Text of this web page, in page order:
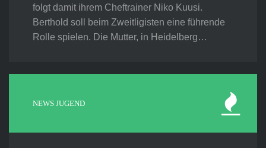
folgt damit ihrem Cheftrainer Niko Kuusi.
Berthold soll beim Zweitligisten eine führende
Rolle spielen. Die Mutter, in Heidelberg…
NEWS JUGEND